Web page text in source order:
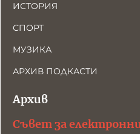
ИСТОРИЯ
СПОРТ
МУЗИКА
АРХИВ ПОДКАСТИ
Архив
Съвет за